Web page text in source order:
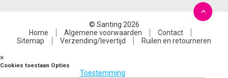
© Santing 2026
Home
Algemene voorwaarden
Contact
Sitemap
Verzending/levertijd Ruilen en retourneren
×
Cookies toestaan Opties
Toestemming